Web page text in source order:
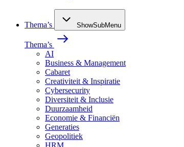
Thema’s ShowSubMenu
Thema’s
AI
Business & Management
Cabaret
Creativiteit & Inspiratie
Cybersecurity
Diversiteit & Inclusie
Duurzaamheid
Economie & Financiën
Generaties
Geopolitiek
HRM